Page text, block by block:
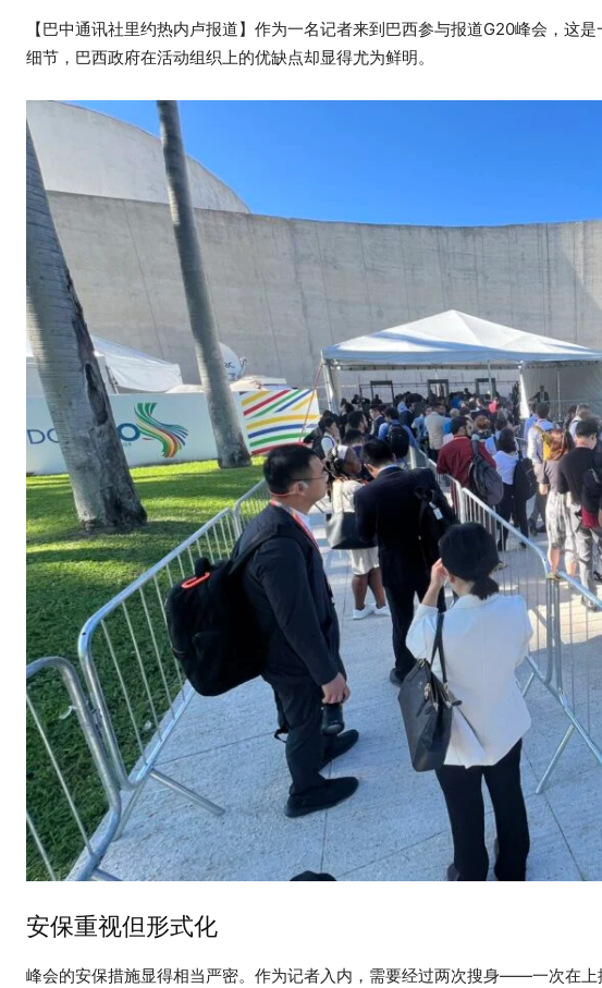
【巴中通讯社里约热内卢报道】作为一名记者来到巴西参与报道G20峰会，这
细节，巴西政府在活动组织上的优缺点却显得尤为鲜明。
安保重视但形式化
峰会的安保措施显得相当严密。作为记者入内，需要经过两次搜身——一次在